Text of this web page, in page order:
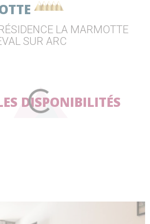
LA MARMOTTE
SUR ARC
DISPONIBILITÉS